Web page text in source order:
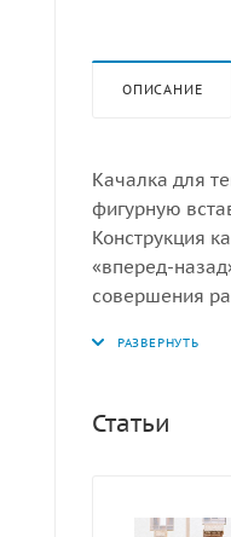
ОПИСАНИЕ
Качалка для
фигурную
Конструкция
«вперед-
совершения
Статьи